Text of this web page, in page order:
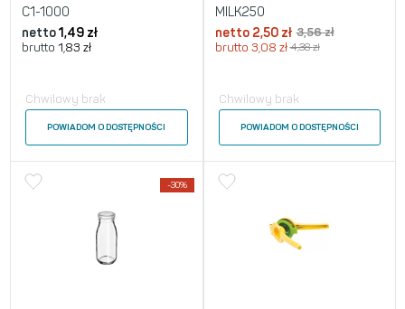
C1-1000
netto1,49 zł
brutto 1,83 zł
Chwilowy brak
POWIADOM O DOSTĘPNOŚCI
MILK250
netto 2,50 zł 3,56zł
brutto 3,08 zł 4,38zł
Chwilowy brak
POWIADOM O DOSTĘPNOŚCI
-30%